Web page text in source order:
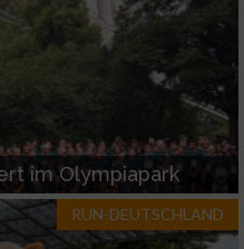
im Olympiapark
RUN-DEUTSCHLAND